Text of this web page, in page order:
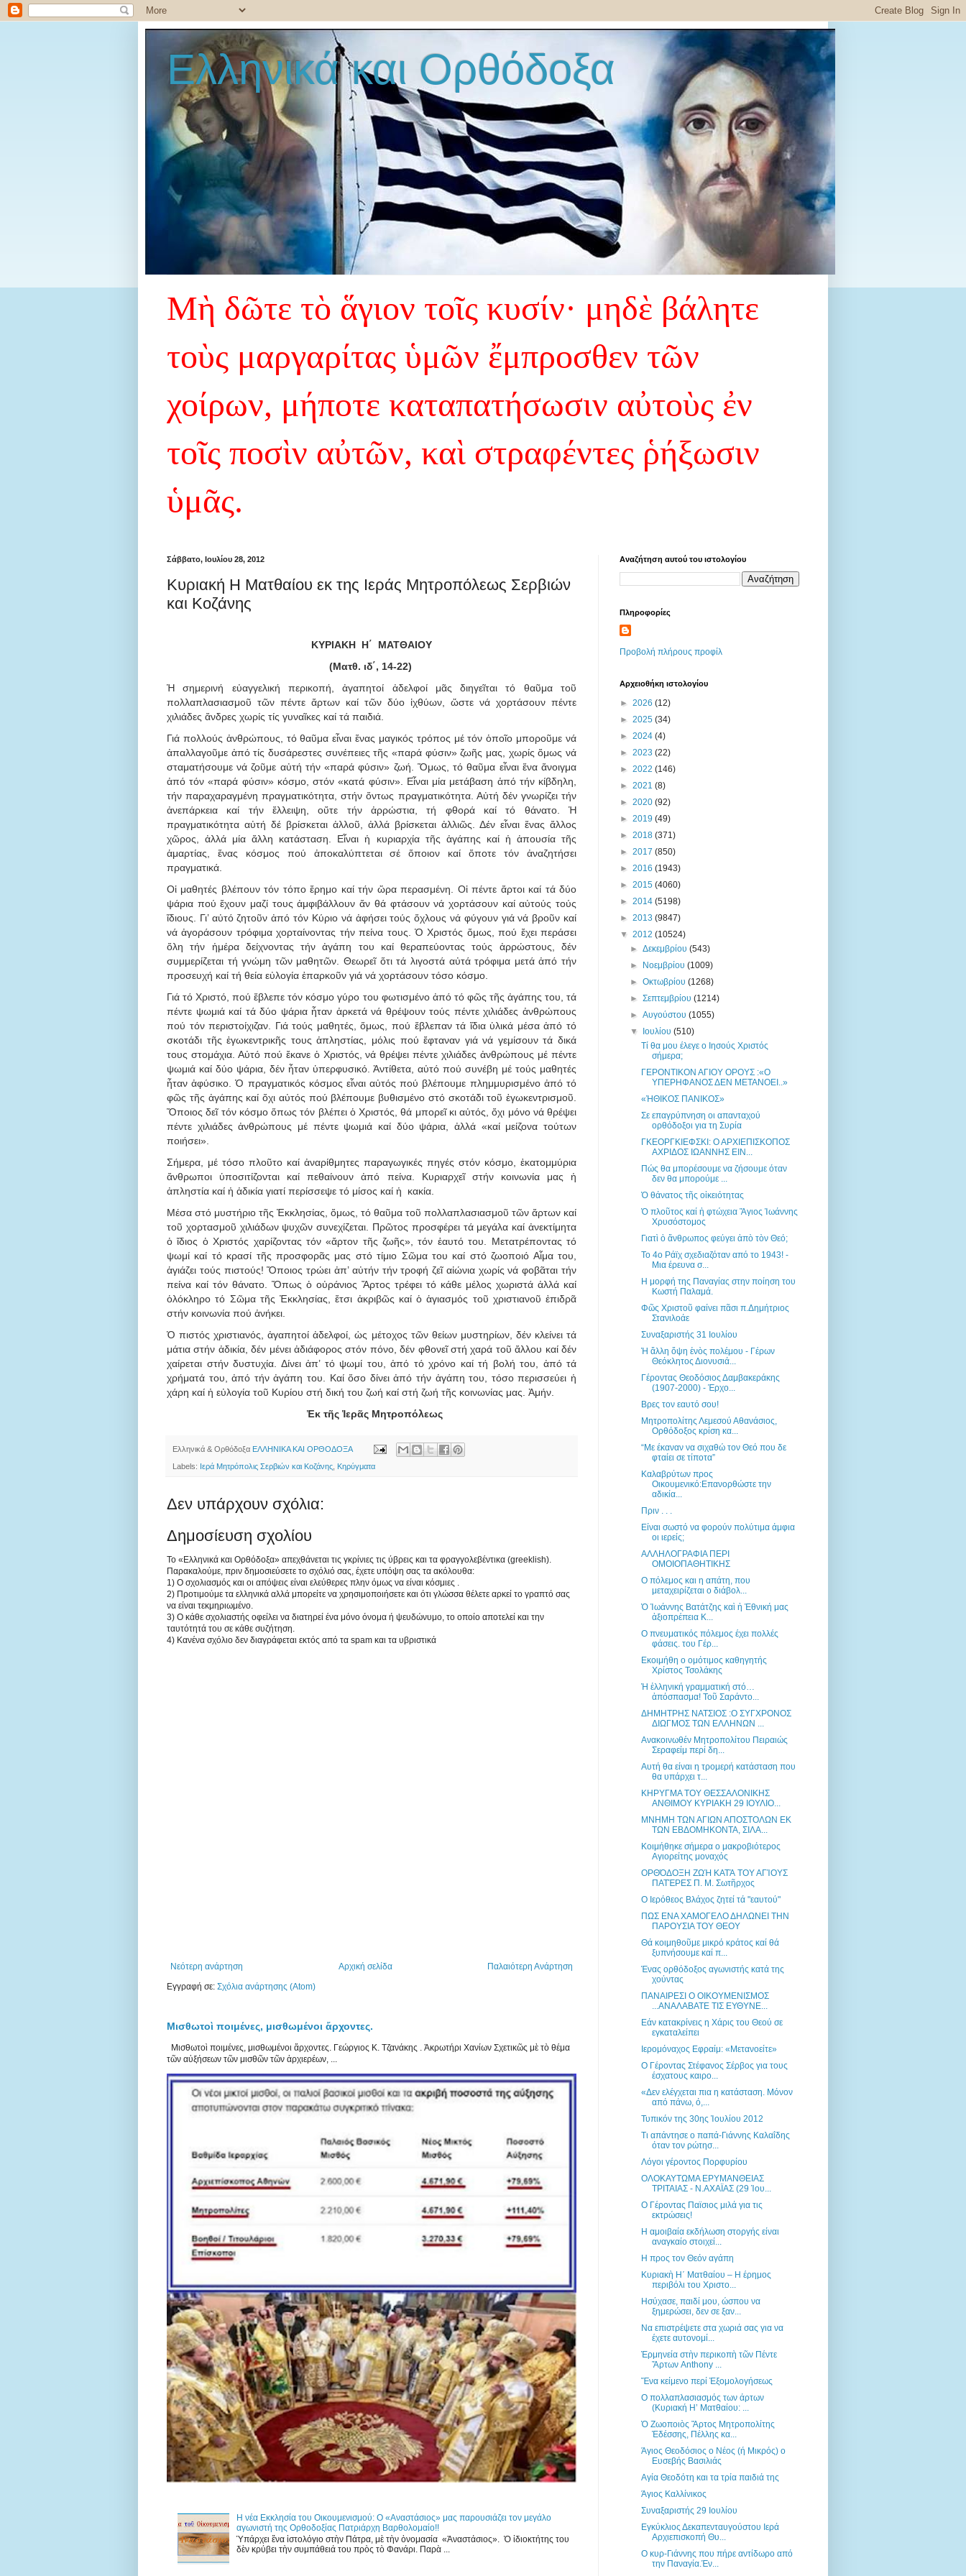
Ελληνικά και Ορθόδοξα
Μὴ δῶτε τὸ ἅγιον τοῖς κυσίν· μηδὲ βάλητε
τοὺς μαργαρίτας ὑμῶν ἔμπροσθεν τῶν
χοίρων, μήποτε καταπατήσωσιν αὐτοὺς ἐν
τοῖς ποσὶν αὐτῶν, καὶ στραφέντες ῥήξωσιν
ὑμᾶς.
Σάββατο, Ιουλίου 28, 2012
Κυριακή Η Ματθαίου εκ της Ιεράς Μητροπόλεως Σερβιών
και Κοζάνης
ΚΥΡΙΑΚΗ Η΄ ΜΑΤΘΑΙΟΥ
(Ματθ. ιδ΄, 14-22)
Ἡ σημερινή εὐαγγελική περικοπή, ἀγαπητοί ἀδελφοί μᾶς διηγεῖται τό θαῦμα τοῦ
πολλαπλασιασμοῦ τῶν πέντε ἄρτων καί τῶν δύο ἰχθύων, ὥστε νά χορτάσουν πέντε
χιλιάδες ἄνδρες χωρίς τίς γυναῖκες καί τά παιδιά.
Γιά πολλούς ἀνθρώπους, τό θαῦμα εἶναι ἕνας μαγικός τρόπος μέ τόν ὁποῖο μποροῦμε νά
ἀπαλλαγοῦμε ἀπό τίς δυσάρεστες συνέπειες τῆς «παρά φύσιν» ζωῆς μας, χωρίς ὅμως νά
σταματήσουμε νά ζοῦμε αὐτή τήν «παρά φύσιν» ζωή. Ὅμως, τό θαῦμα εἶναι ἕνα ἄνοιγμα
ἀπό τόν «παρά φύσιν» κόσμο, στόν «κατά φύσιν». Εἶναι μία μετάβαση ἀπό τήν κίβδηλη,
τήν παραχαραγμένη πραγματικότητα, στήν ὄντως πραγματικότητα. Αὐτή δέν γνωρίζει τήν
ἀνεπάρκεια καί τήν ἔλλειψη, οὔτε τήν ἀρρώστια, τή φθορά καί τό θάνατο. Ἡ
πραγματικότητα αὐτή δέ βρίσκεται ἀλλοῦ, ἀλλά βρίσκεται ἀλλιῶς. Δέν εἶναι ἕνας ἄλλος
χῶρος, ἀλλά μία ἄλλη κατάσταση. Εἶναι ἡ κυριαρχία τῆς ἀγάπης καί ἡ ἀπουσία τῆς
ἁμαρτίας, ἕνας κόσμος πού ἀποκαλύπτεται σέ ὅποιον καί ὅποτε τόν ἀναζητήσει
πραγματικά.
Οἱ μαθητές βλέπουν τόν τόπο ἔρημο καί τήν ὥρα περασμένη. Οἱ πέντε ἄρτοι καί τά δύο
ψάρια πού ἔχουν μαζί τους ἀμφιβάλλουν ἄν θά φτάσουν νά χορτάσουν καί αὐτούς τούς
ἴδιους. Γι’ αὐτό ζητοῦν ἀπό τόν Κύριο νά ἀφήσει τούς ὄχλους νά φύγουν γιά νά βροῦν καί
νά ἀγοράσουν τρόφιμα χορταίνοντας τήν πείνα τους. Ὁ Χριστός ὅμως, πού ἔχει περάσει
ὅλη τήν ἡμέρα δείχνοντας τήν ἀγάπη του καί θεραπεύοντας τούς ἀρρώστους, δέν
συμμερίζεται τή γνώμη τῶν μαθητῶν. Θεωρεῖ ὅτι τά λιγοστά αὐτά τρόφιμα μετά ἀπό τήν
προσευχή καί τή θεία εὐλογία ἐπαρκοῦν γιά νά χορτάσουν τόσο κόσμο.
Γιά τό Χριστό, πού ἔβλεπε τόν κόσμο γύρο του φωτισμένο ἀπό τό φῶς τῆς ἀγάπης του, τά
πέντε ψωμιά καί τά δύο ψάρια ἦταν ἀρκετά νά θρέψουν τούς πέντε χιλιάδες ἀνθρώπους
πού τόν περιστοίχιζαν. Γιά τούς μαθητές, ὅμως, πού ἔβλεπαν τά ἴδια ὑλικά μέσα ἀπό τό
σκοτάδι τῆς ἐγωκεντρικῆς τους ἀπληστίας, μόλις πού ἔφταναν γιά νά γεμίσουν τά δικά
τους στομάχια. Αὐτό πού ἔκανε ὁ Χριστός, νά θρέψει πέντε χιλιάδες ἀνθρώπους μέ πέντε
ψωμιά καί δύο ψάρια, δέν ἦταν ὑπερφυσικό. Ἀντίθετα, αὐτό πού συνέβη μέ τούς μαθητές
ἦταν ἀφύσικο. Ὁ πραγματικός κόσμος εἶναι αὐτός πού βλέπουμε πλημμυρισμένο ἀπό τό
φῶς τῆς ἀγάπης καί ὄχι αὐτός πού βλέπουμε βυθισμένο στό σκοτάδι τοῦ ἐγωκεντρισμοῦ.
Ὅποιος δεῖ τόν κόσμο ὅπως τόν βλέπει ὁ Χριστός, θά μπορεῖ κι αὐτός, ὄχι μόνο νά θρέψει
πέντε χιλιάδες ἀνθρώπους μέ πέντε ψωμιά καί δύο ψάρια, ἀλλά «καί μείζονα τούτων
ποιήσει».
Σήμερα, μέ τόσο πλοῦτο καί ἀναρίθμητες παραγωγικές πηγές στόν κόσμο, ἑκατομμύρια
ἄνθρωποι ὑποσιτίζονται καί πεθαίνουν ἀπό πείνα. Κυριαρχεῖ στήν κοινωνία μας ἡ
ἀπληστία καί ἡ ἀδικία γιατί περίσσεψε τό μίσος καί ἡ κακία.
Μέσα στό μυστήριο τῆς Ἐκκλησίας, ὅμως, τό θαῦμα τοῦ πολλαπλασιασμοῦ τῶν ἄρτων καί
τοῦ χορτασμοῦ χιλιάδων ψυχῶν συνεχίζεται. Πρῶτος προσφέρει τά μεγάλα καί ἀνεκτίμητα
ὁ ἴδιος ὁ Χριστός χαρίζοντας τόν «ἄρτον τῆς ζωῆς», τόν ἑαυτό του. Μετατρέποντας τό
ψωμί καί τό κρασί τῆς προσφορᾶς μας στό τίμιο Σῶμα του καί στό ζωοποιό Αἷμα του,
ἁγιάζει τούς πιστούς! Ὅποιος τρώει ἀπ’ αὐτήν τήν τροφή ζεῖ αἰώνια χωρίς νά φοβᾶται τήν
πείνα καί τόν θάνατο. Ὅπως ὁ οὐράνιος Ἄρτος τρέφει τό κάθε μέλος χωριστά ἀλλά καί
ὁλόκληρο τό Σῶμα τῆς Ἐκκλησίας, ἔτσι ἀκριβῶς καί ὁ ἁγιασμός τοῦ χριστιανοῦ ἐπιδρᾶ
στήν κοινωνία πού ἀνήκει.
Ὁ πιστός χριστιανός, ἀγαπητοί ἀδελφοί, ὡς μέτοχος τῶν θείων μυστηρίων, δέν κλείνει τά
μάτια στήν ἀδικία, δέν μένει ἀδιάφορος στόν πόνο, δέν φθονεῖ στή χαρά τοῦ ἄλλου καί δέν
χαίρεται στήν δυστυχία. Δίνει ἀπ’ τό ψωμί του, ἀπό τό χρόνο καί τή βολή του, ἀπό τά
χρήματά του, ἀπό τήν ἀγάπη του. Καί ὅσο δίνει ἀπό τήν ἀγάπη του, τόσο περισσεύει ἡ
χάρη καί ἡ εὐλογία τοῦ Κυρίου στή δική του ζωή καί στή ζωή τῆς κοινωνίας μας. Ἀμήν.
Ἐκ τῆς Ἱερᾶς Μητροπόλεως
Ελληνικά & Ορθόδοξα ΕΛΛΗΝΙΚΑ ΚΑΙ ΟΡΘΟΔΟΞΑ
Labels: Ιερά Μητρόπολις Σερβιών και Κοζάνης Κηρύγματα
Δεν υπάρχουν σχόλια:
Δημοσίευση σχολίου
Το «Ελληνικά και Ορθόδοξα» απεχθάνεται τις γκρίνιες τις ύβρεις και τα φραγγολεβέντικα (greeklish).
Παρακαλούμε, πριν δημοσιεύσετε το σχόλιό σας, έχετε υπόψη σας τα ακόλουθα:
1) Ο σχολιασμός και οι απόψεις είναι ελεύθερες πλην όμως να είναι κόσμιες .
2) Προτιμούμε τα ελληνικά αλλά μπορείτε να χρησιμοποιήσετε και ότι γλώσσα θέλετε αρκεί το γραπτό σας
να είναι τεκμηριωμένο.
3) Ο κάθε σχολιαστής οφείλει να διατηρεί ένα μόνο όνομα ή ψευδώνυμο, το οποίο αποτελεί και την
ταυτότητά του σε κάθε συζήτηση.
4) Κανένα σχόλιο δεν διαγράφεται εκτός από τα spam και τα υβριστικά
Νεότερη ανάρτηση Παλαιότερη Ανάρτηση
Αρχική σελίδα
Εγγραφή σε: Σχόλια ανάρτησης (Atom)
Μισθωτοὶ ποιμένες, μισθωμένοι ἄρχοντες.
Μισθωτοὶ ποιμένες, μισθωμένοι ἄρχοντες. Γεώργιος Κ. Τζανάκης . Ἀκρωτήρι Χανίων Σχετικῶς μὲ τὸ θέμα
τῶν αὐξήσεων τῶν μισθῶν τῶν ἀρχιερέων, ...
Η νέα Εκκλησία του Οικουμενισμού: Ο «Αναστάσιος» μας παρουσιάζει τον μεγάλο
αγωνιστή της Ορθοδοξίας Πατριάρχη Βαρθολομαίο!!
Ὑπάρχει ἕνα ἱστολόγιο στὴν Πάτρα, μὲ τὴν ὀνομασία «Ἀναστάσιος». Ὁ ἰδιοκτήτης του
δὲν κρύβει τὴν συμπάθειά του πρὸς τὸ Φανάρι. Παρὰ ...
Αναζήτηση αυτού του ιστολογίου
Πληροφορίες
Προβολή πλήρους προφίλ
Αρχειοθήκη ιστολογίου
► 2026 (12)
► 2025 (34)
► 2024 (4)
► 2023 (22)
► 2022 (146)
► 2021 (8)
► 2020 (92)
► 2019 (49)
► 2018 (371)
► 2017 (850)
► 2016 (1943)
► 2015 (4060)
► 2014 (5198)
► 2013 (9847)
▼ 2012 (10524)
►Δεκεμβρίου(543)
►
Νοεμβρίου(1009)
►Οκτωβρίου(1268)
►Σεπτεμβρίου(1214)
►Αυγούστου(1055)
▼
Ιουλίου(510)
Τί θα μου έλεγε ο Ιησούς Χριστός
σήμερα;
ΓΕΡΟΝΤΙΚΟΝ ΑΓΙΟΥ ΟΡΟΥΣ :«Ο
ΥΠΕΡΗΦΑΝΟΣ ΔΕΝ ΜΕΤΑΝΟΕΙ..»
«ἨΘΙΚΟΣ ΠΑΝΙΚΟΣ»
Σε επαγρύπνηση οι απανταχού
ορθόδοξοι για τη Συρία
ΓΚΕΟΡΓΚΙΕΦΣΚΙ: Ο ΑΡΧΙΕΠΙΣΚΟΠΟΣ
ΑΧΡΙΔΟΣ ΙΩΑΝΝΗΣ ΕΙΝ...
Πώς θα μπορέσουμε να ζήσουμε όταν
δεν θα μπορούμε ...
Ὁ θάνατος τῆς οἰκειότητας
Ὁ πλoῦτoς καί ἡ φτώχεια Ἅγιος Ἰωάννης
Χρυσόστομος
Γιατὶ ὁ ἄνθρωπος φεύγει ἀπὸ τὸν Θεό;
Το 4ο Ράϊχ σχεδιαζόταν από το 1943! -
Μια έρευνα σ...
Η μορφή της Παναγίας στην ποίηση του
Κωστή Παλαμά.
Φῶς Χριστοῦ φαίνει πᾶσι π.Δημήτριος
Στανιλοάε
Συναξαριστής 31 Ιουλίου
Ἡ ἄλλη ὄψη ἑνὸς πολέμου - Γέρων
Θεόκλητος Διονυσιά...
Γέροντας Θεοδόσιος Δαμβακεράκης
(1907-2000) - Έρχο...
Βρες τον εαυτό σου!
Μητροπολίτης Λεμεσού Αθανάσιος,
Ορθόδοξος κρίση κα...
“Με έκαναν να σιχαθώ τον Θεό που δε
φταίει σε τίποτα”
Καλαβρύτων προς
Oικουμενικό:Επανορθώστε την
αδικία...
Πριν . . .
Είναι σωστό να φορούν πολύτιμα άμφια
οι ιερείς;
ΑΛΛΗΛΟΓΡΑΦΙΑ ΠΕΡΙ
ΟΜΟΙΟΠΑΘΗΤΙΚΗΣ
Ο πόλεμος και η απάτη, που
μεταχειρίζεται ο διάβολ...
Ὁ Ἰωάννης Βατάτζης καὶ ἡ Ἐθνική μας
ἀξιοπρέπεια Κ...
Ο πνευματικός πόλεμος έχει πολλές
φάσεις. του Γέρ...
Εκοιμήθη ο ομότιμος καθηγητής
Χρίστος Τσολάκης
Ἡ ἑλληνική γραμματική στό…
ἀπόσπασμα! Τοῦ Σαράντο...
ΔΗΜΗΤΡΗΣ ΝΑΤΣΙΟΣ :Ο ΣΥΓΧΡΟΝΟΣ
ΔΙΩΓΜΟΣ ΤΩΝ ΕΛΛΗΝΩΝ ...
Ανακοινωθέν Μητροπολίτου Πειραιώς
Σεραφείμ περί δη...
Αυτή θα είναι η τρομερή κατάσταση που
θα υπάρχει τ...
ΚΗΡΥΓΜΑ ΤΟΥ ΘΕΣΣΑΛΟΝΙΚΗΣ
ΑΝΘΙΜΟΥ ΚΥΡΙΑΚΗ 29 ΙΟΥΛΙΟ...
ΜΝΗΜΗ ΤΩΝ ΑΓΙΩΝ ΑΠΟΣΤΟΛΩΝ ΕΚ
ΤΩΝ ΕΒΔΟΜΗΚΟΝΤΑ, ΣΙΛΑ...
Κοιμήθηκε σήμερα ο μακροβιότερος
Αγιορείτης μοναχός
ΟΡΘΌΔΟΞΗ ΖΩΉ ΚΑΤΆ ΤΟΥ ΑΓΊΟΥΣ
ΠΑΤΈΡΕΣ Π. Μ. Σωτῆρχος
O Ιερόθεος Βλάχος ζητεί τά "εαυτού"
ΠΩΣ ΕΝΑ ΧΑΜΟΓΕΛΟ ΔΗΛΩΝΕΙ ΤΗΝ
ΠΑΡΟΥΣΙΑ ΤΟΥ ΘΕΟΥ
Θά κοιμηθοῦμε μικρό κράτος καί θά
ξυπνήσουμε καί π...
Ένας ορθόδοξος αγωνιστής κατά της
χούντας
ΠΑΝΑΙΡΕΣΙ Ο ΟΙΚΟΥΜΕΝΙΣΜΟΣ
...ΑΝΑΛΑΒΑΤΕ ΤΙΣ ΕΥΘΥΝΕ...
Εάν κατακρίνεις η Χάρις του Θεού σε
εγκαταλείπει
Ιερομόναχος Εφραίμ: «Μετανοείτε»
Ο Γέροντας Στέφανος Σέρβος για τους
έσχατους καιρο...
«Δεν ελέγχεται πια η κατάσταση. Μόνον
από πάνω, ό,...
Τυπικόν της 30ης Ἰουλίου 2012
Τι απάντησε ο παπά-Γιάννης Καλαΐδης
όταν τον ρώτησ...
Λόγοι γέροντος Πορφυρίου
ΟΛΟΚΑΥΤΩΜΑ ΕΡΥΜΑΝΘΕΙΑΣ
ΤΡΙΤΑΙΑΣ - Ν.ΑΧΑΪΑΣ (29 Ίου...
Ο Γέροντας Παϊσιος μιλά για τις
εκτρώσεις!
Η αμοιβαία εκδήλωση στοργής είναι
αναγκαίο στοιχεί...
Η προς τον Θεόν αγάπη
Κυριακὴ Η΄ Ματθαίου – Η έρημος
περιβόλι του Χριστο...
Ησύχασε, παιδί μου, ώσπου να
ξημερώσει, δεν σε ξαν...
Να επιστρέψετε στα χωριά σας για να
έχετε αυτονομί...
Ἑρμηνεία στὴν περικοπὴ τῶν Πέντε
Ἄρτων Anthony ...
Ἕνα κείμενο περί Ἐξομολογήσεως
Ο πολλαπλασιασμός των άρτων
(Κυριακή Η’ Ματθαίου: ...
Ὁ Ζωοποιὸς Ἄρτος Μητροπολίτης
Ἐδέσσης, Πέλλης κα...
Άγιος Θεοδόσιος ο Νέος (ή Μικρός) ο
Ευσεβής Βασιλιάς
Αγία Θεοδότη και τα τρία παιδιά της
Άγιος Καλλίνικος
Συναξαριστής 29 Ιουλίου
Εγκύκλιος Δεκαπενταυγούστου Ιερά
Αρχιεπισκοπή Θυ...
Ο κυρ-Γιάννης που πήρε αντίδωρο από
την Παναγία.Έν...